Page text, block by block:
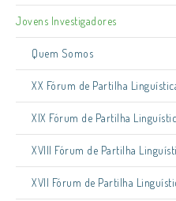
Jovens Investigadores
Quem Somos
XX Fórum de Partilha
XIX Fórum de Partilha
XVIII Fórum de Partilha
XVII Fórum de Partilha